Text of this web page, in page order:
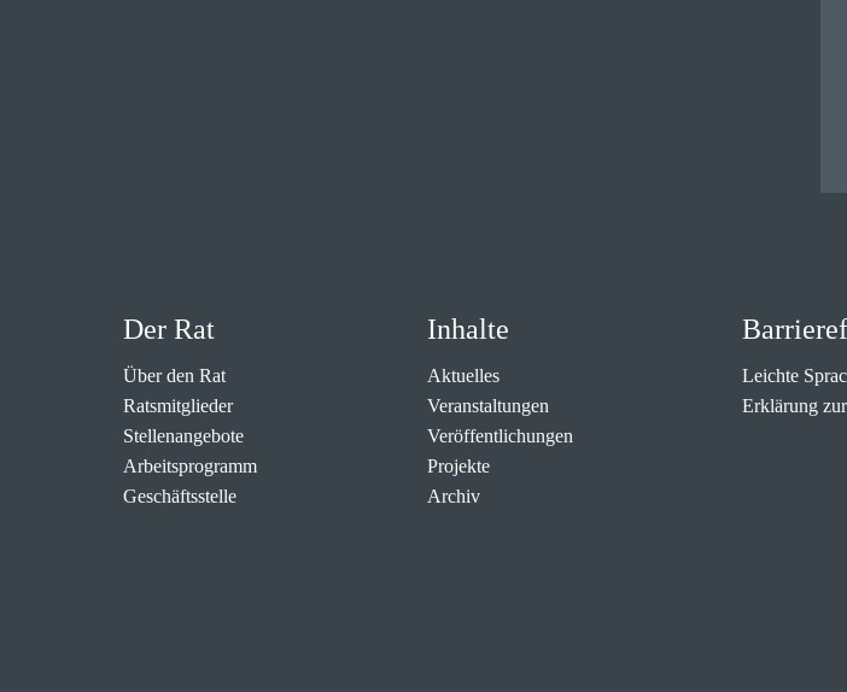
Der Rat
Über den Rat
Ratsmitglieder
Stellenangebote
Arbeitsprogramm
Geschäftsstelle
Inhalte
Aktuelles
Veranstaltungen
Veröffentlichungen
Projekte
Archiv
Leichte
Erklärung